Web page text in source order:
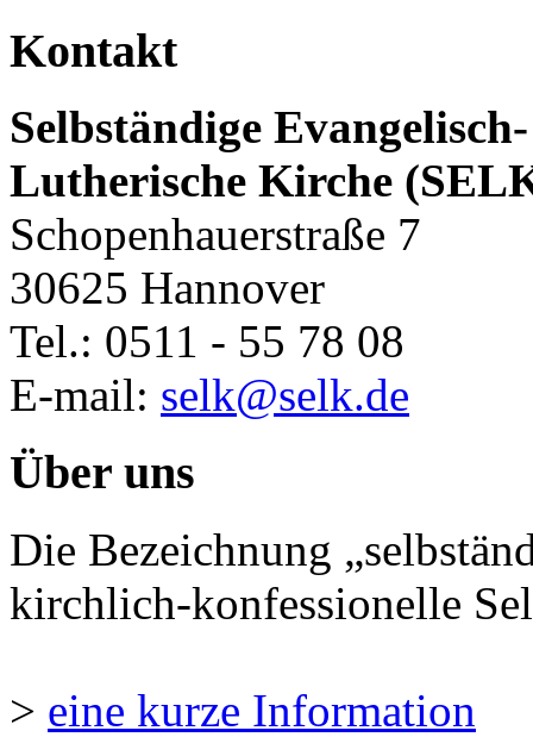
Kontakt
Selbständige Evangelisch-
Lutherische Kirche
Schopenhauerstraße 7
30625 Hannover
Tel.: 0511 - 55 78 08
E-mail: selk@selk.de
Über uns
Die Bezeichnung
kirchlich-konfessionelle
> eine kurze Information